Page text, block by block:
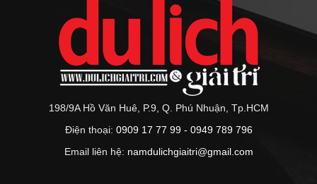
198/9A Hồ Văn Huê, P.9, Q. Phú Nhuận, Tp.HCM
Điện thoại: 0909 17 77 99 - 0949 789 796
Email liên hệ: namdulichgiaitri@gmail.com